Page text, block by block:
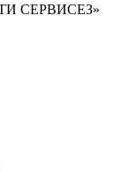
СЕРВИСЕЗ»